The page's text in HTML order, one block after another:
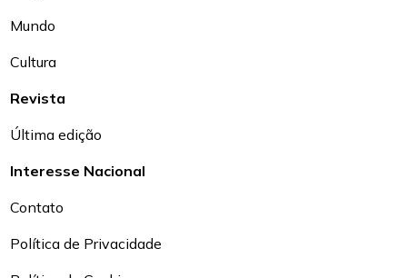
Mundo
Cultura
Revista
Última edição
Interesse Nacional
Contato
Política de Privacidade